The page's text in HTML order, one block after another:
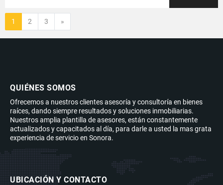
1 2 3 »
QUIÉNES SOMOS
Ofrecemos a nuestros clientes asesoría y consultoría en bienes
raíces, dando siempre resultados y soluciones inmobiliarias.
Nuestros amplia plantilla de asesores, están constantemente
actualizados y capacitados al día, para darle a usted la mas grata
experiencia de servicio en Sonora.
UBICACIÓN Y CONTACTO